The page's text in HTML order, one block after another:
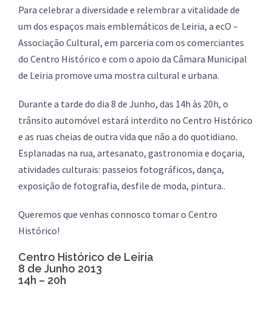
Para celebrar a diversidade e relembrar a vitalidade de
um dos espaços mais emblemáticos de Leiria, a ecO –
Associação Cultural, em parceria com os comerciantes
do Centro Histórico e com o apoio da Câmara Municipal
de Leiria promove uma mostra cultural e urbana.
Durante a tarde do dia 8 de Junho, das 14h às 20h, o
trânsito automóvel estará interdito no Centro Histórico
e as ruas cheias de outra vida que não a do quotidiano.
Esplanadas na rua, artesanato, gastronomia e doçaria,
atividades culturais: passeios fotográficos, dança,
exposição de fotografia, desfile de moda, pintura..
Queremos que venhas connosco tomar o Centro
Histórico!
Centro Histórico de Leiria
8 de Junho 2013
14h – 20h